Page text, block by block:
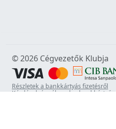
© 2026 Cégvezetők Klubja
Részletek a bankkártyás fizetésről
Kérdések és válaszok a